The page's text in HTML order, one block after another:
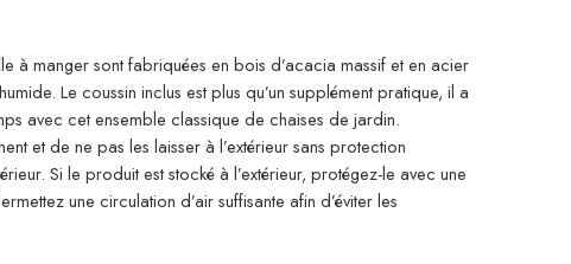
manger sont fabriquées en bois d’acacia massif et en acier
Le coussin inclus est plus qu’un supplément pratique, il a
avec cet ensemble classique de chaises de jardin.
et de ne pas les laisser à l’extérieur sans protection
Si le produit est stocké à l’extérieur, protégez-le avec une
une circulation d’air suffisante afin d’éviter les